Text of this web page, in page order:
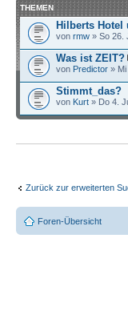
THEMEN
Hilberts Hotel
von rmw » So 26.
Was ist ZEIT?
von Predictor »
Stimmt_das?
von Kurt » Do 4.
Zurück zur erweiterten
Foren-Übersicht